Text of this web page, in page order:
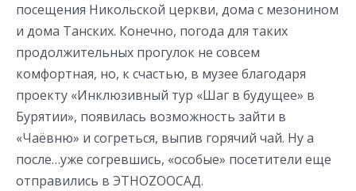
посещения Никольской церкви, дома с мезонином
и дома Танских. Конечно, погода для таких
продолжительных прогулок не совсем
комфортная, но, к счастью, в музее благодаря
проекту «Инклюзивный тур «Шаг в будущее» в
Бурятии», появилась возможность зайти в
«Чаёвню» и согреться, выпив горячий чай. Ну а
после…уже согревшись, «особые» посетители еще
отправились в ЭТНОZOOСАД.